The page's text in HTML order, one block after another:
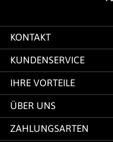
KONTAKT
KUNDENSERVICE
IHRE VORTEILE
ÜBER UNS
ZAHLUNGSARTEN